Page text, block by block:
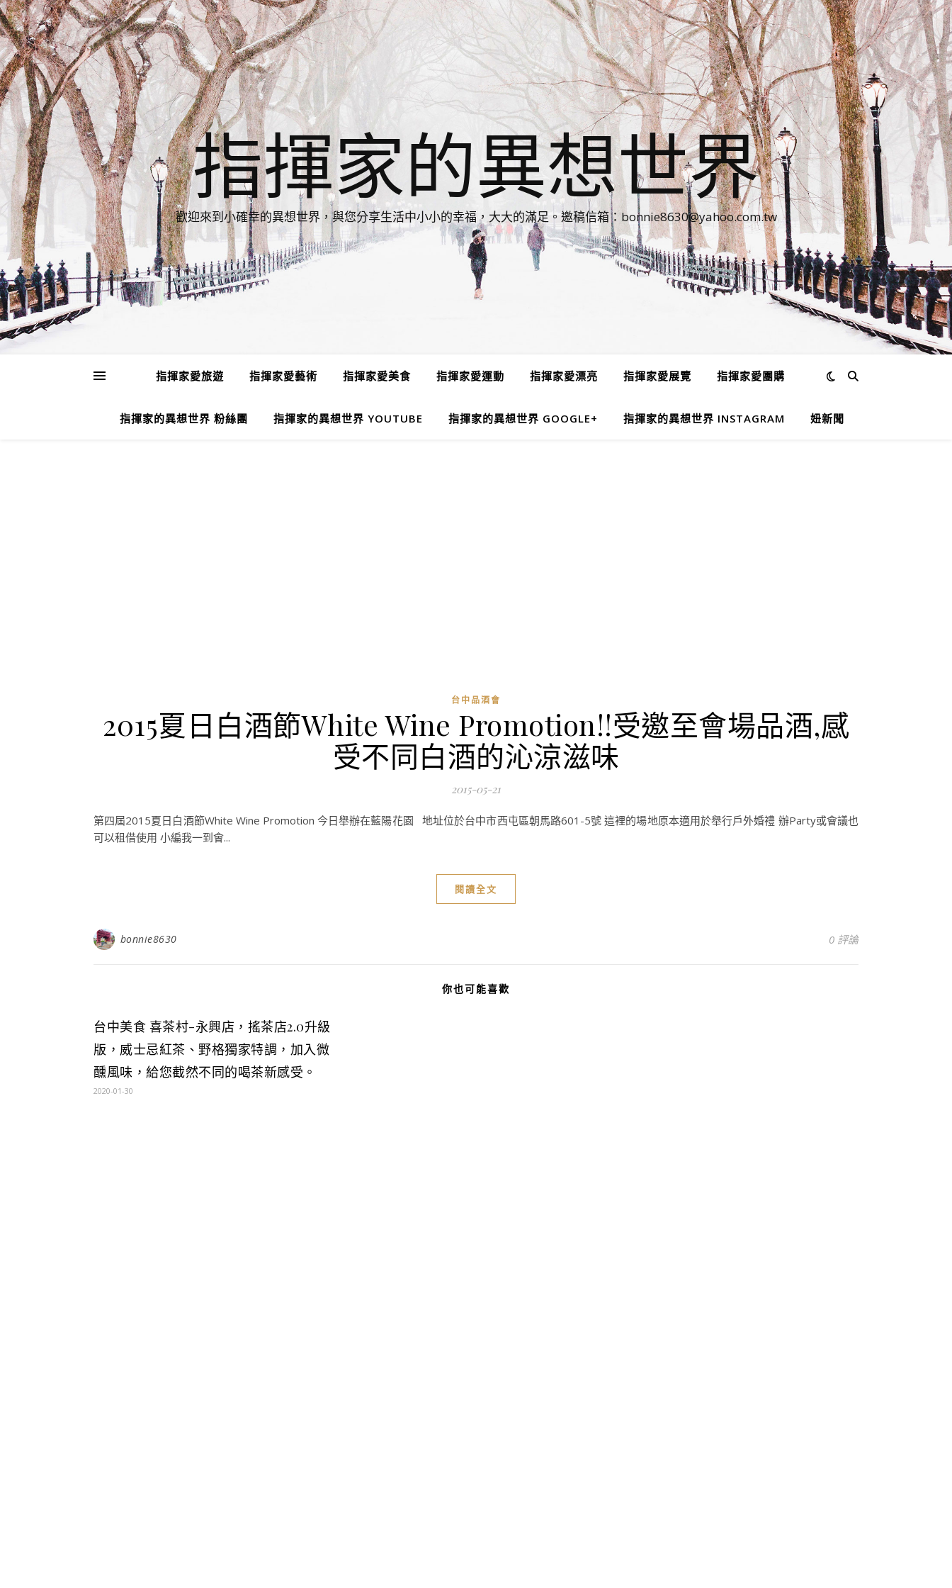
指揮家的異想世界
歡迎來到小確幸的異想世界，與您分享生活中小小的幸福，大大的滿足。邀稿信箱：bonnie8630@yahoo.com.tw
指揮家愛旅遊 指揮家愛藝術 指揮家愛美食 指揮家愛運動 指揮家愛漂亮 指揮家愛展覽 指揮家愛團購
指揮家的異想世界 粉絲團 指揮家的異想世界 YOUTUBE 指揮家的異想世界 GOOGLE+ 指揮家的異想世界 INSTAGRAM 妞新聞
台中品酒會
2015夏日白酒節White Wine Promotion!!受邀至會場品酒,感
受不同白酒的沁涼滋味
2015-05-21
第四屆2015夏日白酒節White Wine Promotion 今日舉辦在藍陽花園 地址位於台中市西屯區朝馬路601-5號 這裡的場地原本適用於舉行戶外婚禮 辦Party或會議也
可以租借使用 小編我一到會...
閱讀全文
bonnie8630 0 評論
你也可能喜歡
台中美食 喜茶村-永興店，搖茶店2.0升級
版，威士忌紅茶、野格獨家特調，加入微
醺風味，給您截然不同的喝茶新感受。
2020-01-30